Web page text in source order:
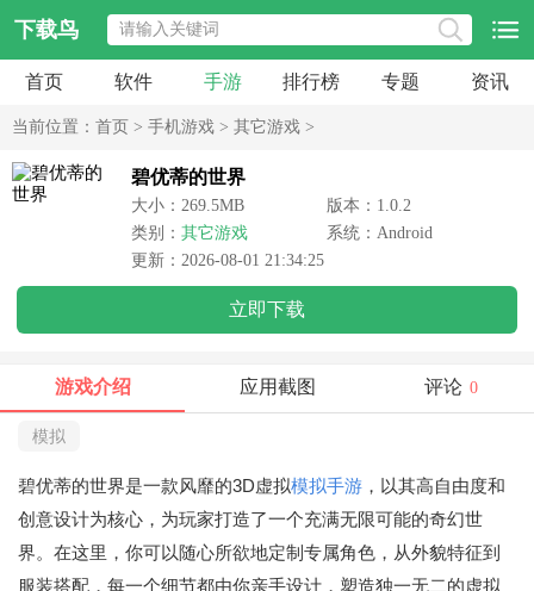
下载鸟
首页 软件 手游 排行榜 专题 资讯
当前位置： 首页 > 手机游戏 > 其它游戏 >
碧优蒂的世界
大小：269.5MB
版本：1.0.2
类别： 其它游戏
系统：Android
更新：2026-08-01 21:34:25
立即下载
游戏介绍 应用截图 评论 0
模拟
碧优蒂的世界是一款风靡的3D虚拟模拟手游 ，以其高自由度和
创意设计为核心，为玩家打造了一个充满无限可能的奇幻世
界。在这里，你可以随心所欲地定制专属角色，从外貌特征到
服装搭配，每一个细节都由你亲手设计，塑造独一无二的虚拟